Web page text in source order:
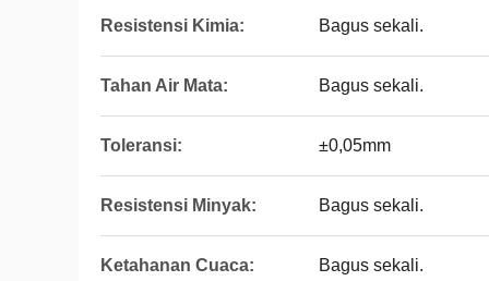
Resistensi Kimia: Bagus sekali.
Tahan Air Mata: Bagus sekali.
Toleransi: ±0,05mm
Resistensi Minyak: Bagus sekali.
Ketahanan Cuaca: Bagus sekali.